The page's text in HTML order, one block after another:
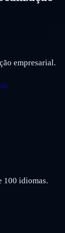
empresarial.
→
100 idiomas.